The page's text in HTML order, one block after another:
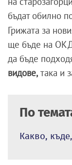
бъдат обилно
Грижата за
ще бъде на
да бъде
видове, така и
По
Какво,